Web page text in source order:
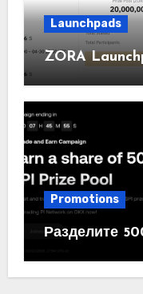
Launchpads
ZORA
Promotions
Разделите